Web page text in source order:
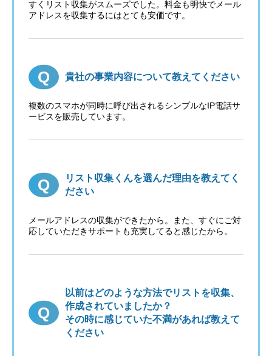
すくリスト収集がスムーズでした。料金も明快でメール
アドレスを収集するにはとても安価です。
貴社の事業内容について教えてください
複数のスマホが同時に呼び出されるシンプルなIP電話サ
ービスを販売しています。
リスト収集くんを選んだ理由を教えてく
ださい
メールアドレスの収集ができたから。また、すぐにご対
応していただきサポートも充実してると感じたから。
以前はどのような方法でリストを収集、
作成されていましたか？
その時に感じていた不満があれば教えて
ください